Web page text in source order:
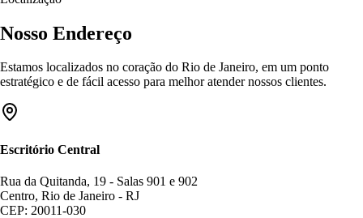
Nosso Endereço
Estamos localizados no coração do Rio de Janeiro, em um ponto
estratégico e de fácil acesso para melhor atender nossos clientes.
Escritório Central
Rua da Quitanda, 19 - Salas 901 e 902
Centro, Rio de Janeiro - RJ
CEP: 20011-030